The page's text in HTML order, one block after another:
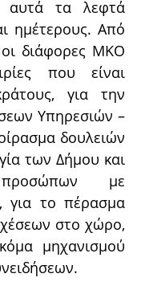
τα λεφτά
ημέτερους. Από
διάφορες ΜΚΟ
που είναι
για την
Υπηρεσιών –
δουλειών
των Δήμου και
με
για το πέρασμα
στο χώρο,
μηχανισμού